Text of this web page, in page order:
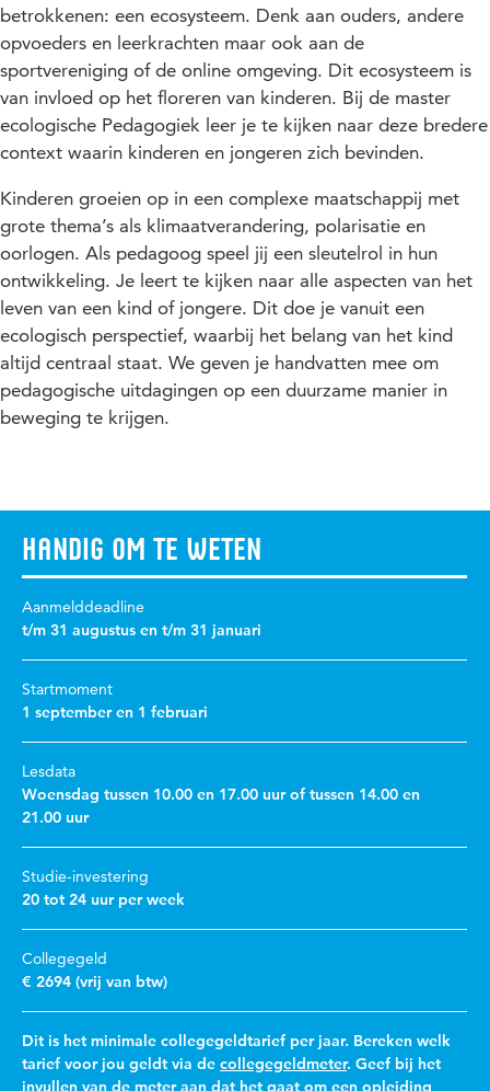
betrokkenen: een ecosysteem. Denk aan ouders, andere
opvoeders en leerkrachten maar ook aan de
sportvereniging of de online omgeving. Dit ecosysteem is
van invloed op het floreren van kinderen. Bij de master
ecologische Pedagogiek leer je te kijken naar deze bredere
context waarin kinderen en jongeren zich bevinden.
Kinderen groeien op in een complexe maatschappij met
grote thema’s als klimaatverandering, polarisatie en
oorlogen. Als pedagoog speel jij een sleutelrol in hun
ontwikkeling. Je leert te kijken naar alle aspecten van het
leven van een kind of jongere. Dit doe je vanuit een
ecologisch perspectief, waarbij het belang van het kind
altijd centraal staat. We geven je handvatten mee om
pedagogische uitdagingen op een duurzame manier in
beweging te krijgen.
Handig om te weten
Aanmelddeadline
t/m 31 augustus en t/m 31 januari
Startmoment
1 september en 1 februari
Lesdata
Woensdag tussen 10.00 en 17.00 uur of tussen 14.00 en
21.00 uur
Studie-investering
20 tot 24 uur per week
Collegegeld
€ 2694 (vrij van btw)
Dit is het minimale collegegeldtarief per jaar. Bereken welk
tarief voor jou geldt via de collegegeldmeter. Geef bij het
invullen van de meter aan dat het gaat om een opleiding